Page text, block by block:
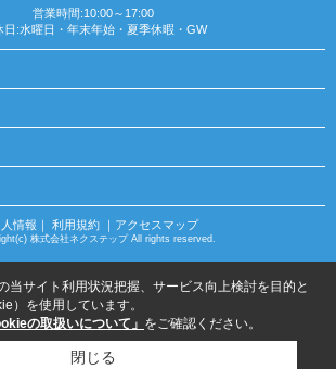
営業時間:10:00～17:00
日:水曜日・年末年始・夏季休暇・GW
情報 ｜ 利用規約｜ アクセスマップ
株式会社ネクステップ All rights reserved.
当サイト利用状況把握、サービス向上検討を目的と
）を使用しています。
の取扱いについて」 をご確認ください。
閉じる